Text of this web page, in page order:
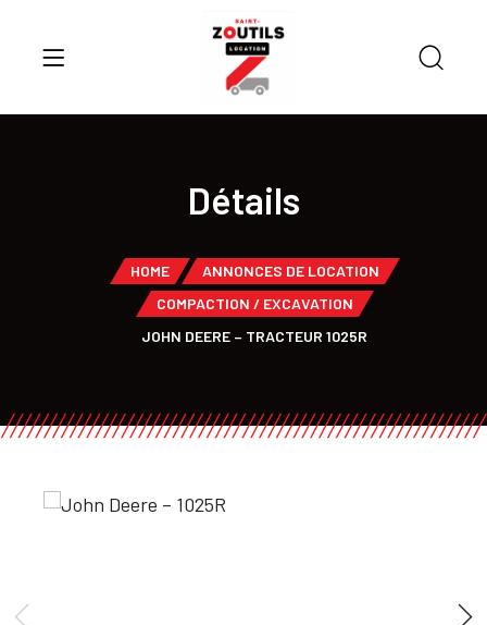
Détails
HOME
ANNONCES DE LOCATION
COMPACTION / EXCAVATION
JOHN DEERE – TRACTEUR 1025R